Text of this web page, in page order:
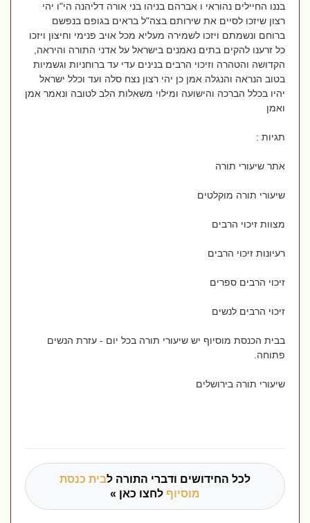
בננו החיילים נהוראי ו אברהם בניהו בני אורה דליהנה הי"ו יהי
רצון שיזכו לסיים את שירותם בצה"ל בראים בגופם בנפשם
ברוחם ונשמתם ויזכו לשמירה מעליא מכל אויב פנימי וחיצון ויזכו
כל זרענו להקים בתים נאמנים בישראל על אדני התורה והיראה,
הקדושה והטהרה וזיכוי הרבים בנינים עדי עד ברוחניות וגשמיות
בטוב הנראה והנגלה אמן כן יהי רצון נצח סלה ועד וכלל ישראל
יהיו בכלל הברכה והישועה ומילוי משאלות הלב לטובה ונאמר אמן
ואמן
תגיות :
אתר שיעורי תורה
שיעורי תורה מוקלטים
מצוות זיכוי הרבים
רעיונות זיכוי הרבים
זיכוי הרבים ספרים
זיכוי הרבים לנשים
בבית הכנסת מוסיוף יש שיעורי תורה בכל יום - עזרת הנשים
פתוחה.
שיעורי תורה בירושלים
לכל החידושים ודברי התורה לבית כנסת
מוסיוףלחצו כאן »